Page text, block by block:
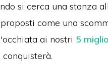
si cerca una stanza
come una
ai nostri 5